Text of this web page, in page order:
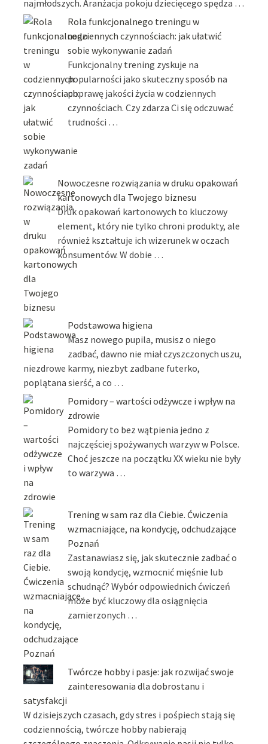
najmłodszych. Aranżacja pokoju dziecięcego spędza …
Rola funkcjonalnego treningu w
codziennych czynnościach: jak ułatwić
sobie wykonywanie zadań
Funkcjonalny trening zyskuje na
popularności jako skuteczny sposób na
poprawę jakości życia w codziennych
czynnościach. Czy zdarza Ci się odczuwać
trudności …
Nowoczesne rozwiązania w druku opakowań
kartonowych dla Twojego biznesu
Druk opakowań kartonowych to kluczowy
element, który nie tylko chroni produkty, ale
również kształtuje ich wizerunek w oczach
konsumentów. W dobie …
Podstawowa higiena
Masz nowego pupila, musisz o niego
zadbać, dawno nie miał czyszczonych uszu,
niezdrowe karmy, niezbyt zadbane futerko,
poplątana sierść, a co …
Pomidory – wartości odżywcze i wpływ na
zdrowie
Pomidory to bez wątpienia jedno z
najczęściej spożywanych warzyw w Polsce.
Choć jeszcze na początku XX wieku nie były
to warzywa …
Trening w sam raz dla Ciebie. Ćwiczenia
wzmacniające, na kondycję, odchudzające
Poznań
Zastanawiasz się, jak skutecznie zadbać o
swoją kondycję, wzmocnić mięśnie lub
schudnąć? Wybór odpowiednich ćwiczeń
może być kluczowy dla osiągnięcia
zamierzonych …
Twórcze hobby i pasje: jak rozwijać swoje
zainteresowania dla dobrostanu i
satysfakcji
W dzisiejszych czasach, gdy stres i pośpiech stają się
codziennością, twórcze hobby nabierają